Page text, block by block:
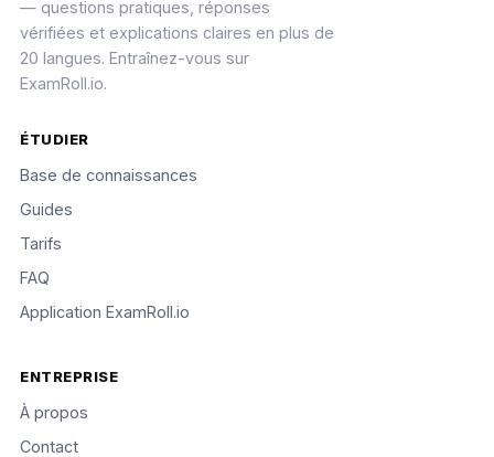
— questions pratiques, réponses
vérifiées et explications claires en plus de
20 langues. Entraînez-vous sur
ExamRoll.io.
ÉTUDIER
Base de connaissances
Guides
Tarifs
FAQ
Application ExamRoll.io
ENTREPRISE
À propos
Contact